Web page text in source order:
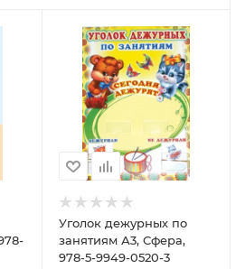
Уголок дежурных по
занятиям А3, Сфера,
978-5-9949-0520-3